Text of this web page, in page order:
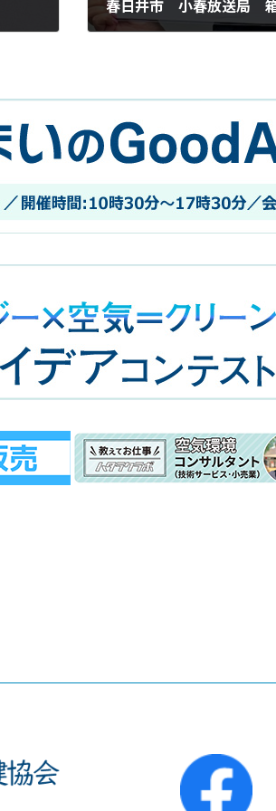
春日井市 小春放送局
2023年9月17日